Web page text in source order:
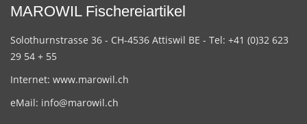
MAROWIL Fischereiartikel
Solothurnstrasse 36 - CH-4536 Attiswil BE - Tel: +41 (0)32 623
29 54 + 55
Internet: www.marowil.ch
eMail: info@marowil.ch